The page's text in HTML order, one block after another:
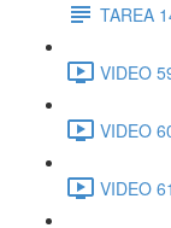
TAREA
VIDEO
VIDEO
VIDEO